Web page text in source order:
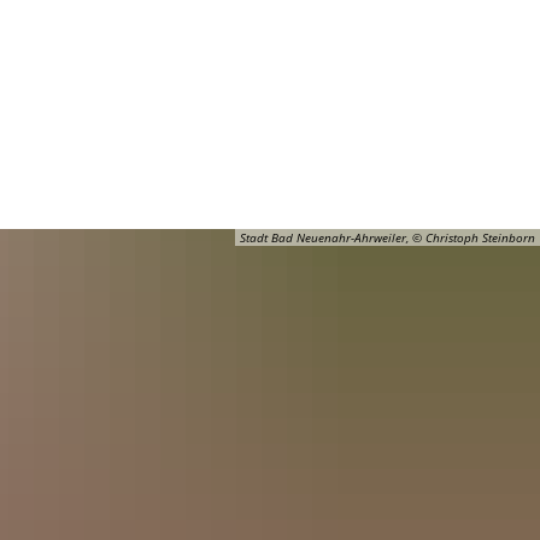
Stadt Bad Neuenahr-Ahrweiler, © Christoph Steinborn